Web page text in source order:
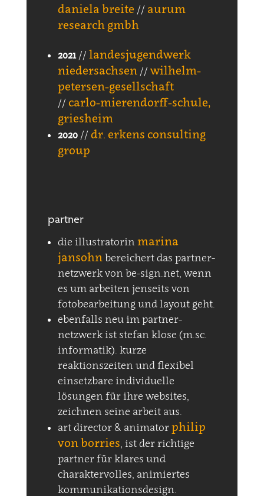
daniela breite // aurum
research gmbh
2021// landesjugendwerk
niedersachsen // wilhelm-
petersen-gesellschaft
// carlo-mierendorff-schule,
griesheim
2020 // dr. erkens consulting
group
partner
die illustratorin marina
jansohn bereichert das partner-
netzwerk von be-sign.net, wenn
es um arbeiten jenseits von
fotobearbeitung und layout geht.
ebenfalls neu im partner-
netzwerk ist stefan klose (m.sc.
informatik). kurze
reaktionszeiten und flexibel
einsetzbare individuelle
lösungen für ihre websites,
zeichnen seine arbeit aus.
art director & animator philip
von borries , ist der richtige
partner für klares und
charaktervolles, animiertes
kommunikationsdesign.